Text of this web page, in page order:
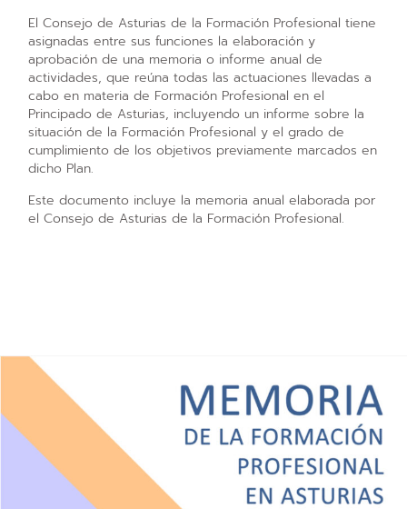
El Consejo de Asturias de la Formación Profesional tiene
asignadas entre sus funciones la elaboración y
aprobación de una memoria o informe anual de
actividades, que reúna todas las actuaciones llevadas a
cabo en materia de Formación Profesional en el
Principado de Asturias, incluyendo un informe sobre la
situación de la Formación Profesional y el grado de
cumplimiento de los objetivos previamente marcados en
dicho Plan.
Este documento incluye la memoria anual elaborada por
el Consejo de Asturias de la Formación Profesional.